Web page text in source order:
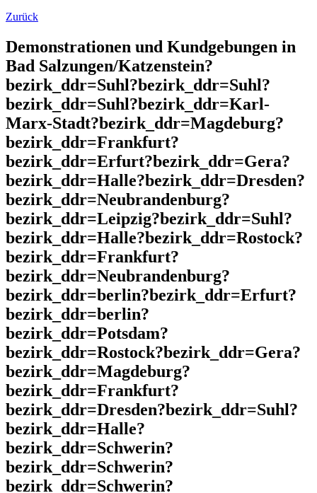
Zurück
Demonstrationen und Kundgebungen in
Bad Salzungen/Katzenstein?
bezirk_ddr=Suhl?bezirk_ddr=Suhl?
bezirk_ddr=Suhl?bezirk_ddr=Karl-
Marx-Stadt?bezirk_ddr=Magdeburg?
bezirk_ddr=Frankfurt?
bezirk_ddr=Erfurt?bezirk_ddr=Gera?
bezirk_ddr=Halle?bezirk_ddr=Dresden?
bezirk_ddr=Neubrandenburg?
bezirk_ddr=Leipzig?bezirk_ddr=Suhl?
bezirk_ddr=Halle?bezirk_ddr=Rostock?
bezirk_ddr=Frankfurt?
bezirk_ddr=Neubrandenburg?
bezirk_ddr=berlin?bezirk_ddr=Erfurt?
bezirk_ddr=berlin?
bezirk_ddr=Potsdam?
bezirk_ddr=Rostock?bezirk_ddr=Gera?
bezirk_ddr=Magdeburg?
bezirk_ddr=Frankfurt?
bezirk_ddr=Dresden?bezirk_ddr=Suhl?
bezirk_ddr=Halle?
bezirk_ddr=Schwerin?
bezirk_ddr=Schwerin?
bezirk_ddr=Schwerin?